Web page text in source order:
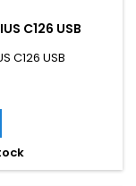
C126 USB
C126 USB